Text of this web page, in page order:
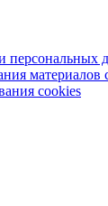
персональных
материалов
cookies